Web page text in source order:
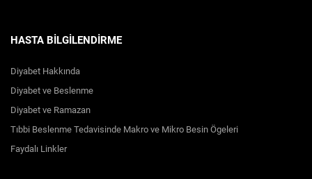
HASTA BİLGİLENDİRME
Diyabet Hakkında
Diyabet ve Beslenme
Diyabet ve Ramazan
Tıbbi Beslenme Tedavisinde Makro ve Mikro Besin Ögeleri
Faydalı Linkler